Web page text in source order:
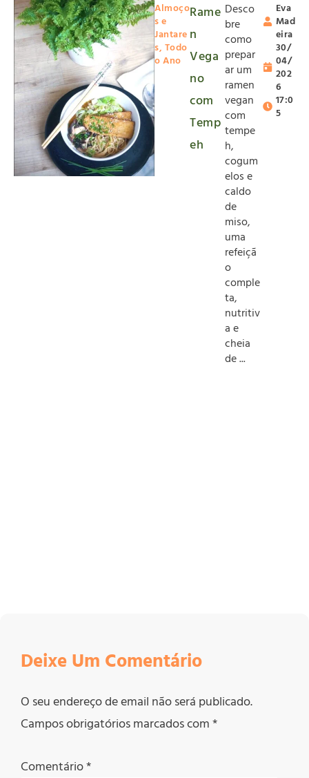
Almoço
s e
Jantare
s, Todo
o Ano
Rame
n
Vega
no
com
Temp
eh
Desco
bre
como
prepar
ar um
ramen
vegan
com
tempe
h,
cogum
elos e
caldo
de
miso,
uma
refeiçã
o
comple
ta,
nutritiv
a e
cheia
de ...
Eva
Mad
eira
30/
04/
202
6
17:0
5
Deixe Um Comentário
O seu endereço de email não será publicado.
Campos obrigatórios marcados com*
Comentário*